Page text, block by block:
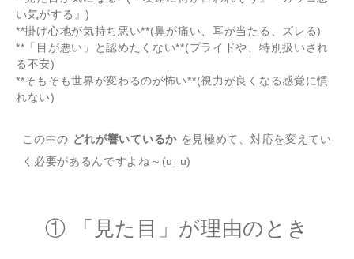
い気がする』)
**掛け心地が気持ち悪い**(鼻が痛い、耳が当たる、ズレる)
**「目が悪い」と認めたくない**(プライドや、特別扱いされ
る不安)
**そもそも世界が変わるのが怖い**(視力が良くなる感覚に慣
れない)
この中の どれが響いているかを見極めて、対応を変えてい
く必要があるんですよね～(u_u)
① 「見た目」が理由のとき